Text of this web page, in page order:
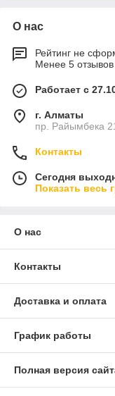
О нас
Рейтинг не
Менее 5
Работает с
г. Алматы
пр. Райымбека
Контакты
Сегодня
Показать весь
О нас
Контакты
Доставка и оплата
График работы
Полная версия